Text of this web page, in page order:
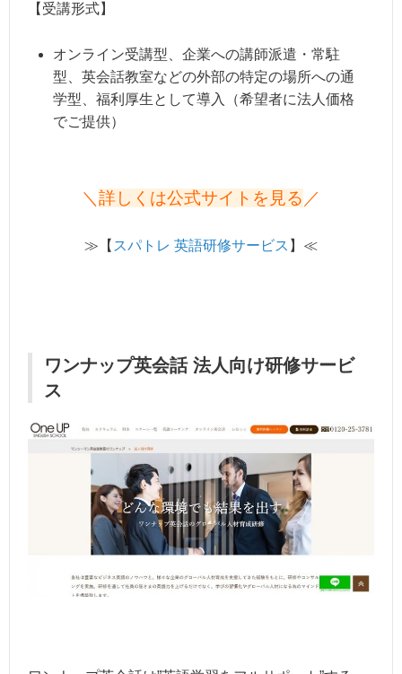
【受講形式】
オンライン受講型、企業への講師派遣・常駐
型、英会話教室などの外部の特定の場所への通
学型、福利厚生として導入（希望者に法人価格
でご提供）
＼詳しくは公式サイトを見る ／
≫【 スパトレ 英語研修サービス 】≪
ワンナップ英会話 法人向け研修サービ
ス